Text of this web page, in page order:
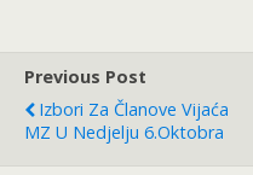
Previous Post
Izbori Za Članove Vijaća
MZ U Nedjelju 6.oktobra